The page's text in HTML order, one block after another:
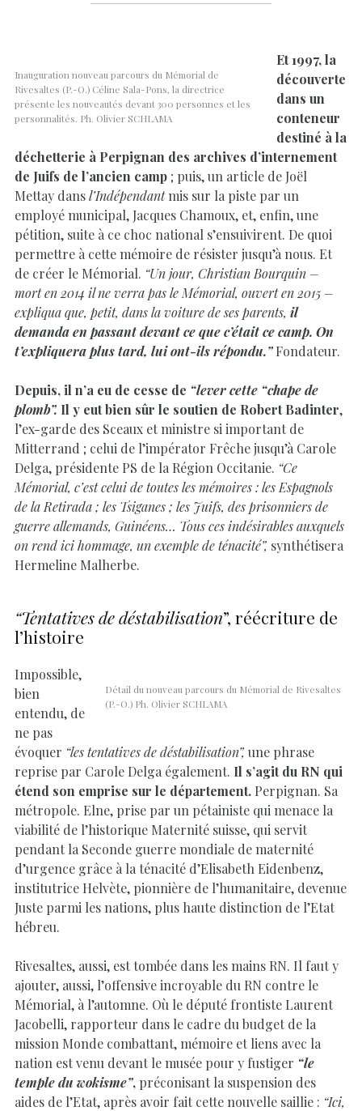
Inauguration nouveau parcours du Mémorial de
Rivesaltes (P.-O.) Céline Sala-Pons, la directrice
présente les nouveautés devant 300 personnes et les
personnalités. Ph. Olivier SCHLAMA
Et 1997, la
découverte
dans un
conteneur
destiné à la
déchetterie à Perpignan des archives d’internement
de Juifs de l’ancien camp ; puis, un article de Joël
Mettay dansl’Indépendantmis sur la piste par un
employé municipal, Jacques Chamoux, et, enfin, une
pétition, suite à ce choc national s’ensuivirent. De quoi
permettre à cette mémoire de résister jusqu’à nous. Et
de créer le Mémorial. “Un jour, Christian Bourquin –
mort en 2014 il ne verra pas le Mémorial, ouvert en 2015 –
expliqua que, petit, dans la voiture de ses parents, il
demanda en passant devant ce que c’était ce camp. On
t’expliquera plus tard, lui ont-ils répondu.”Fondateur.
Depuis, il n’a eu de cesse de “lever cette “chape de
plomb”. Il y eut bien sûr le soutien de Robert Badinter,
l’ex-garde des Sceaux et ministre si important de
Mitterrand ; celui de l’impérator Frêche jusqu’à Carole
Delga, présidente PS de la Région Occitanie. “Ce
Mémorial, c’est celui de toutes les mémoires : les Espagnols
de la Retirada ; les Tsiganes ; les Juifs, des prisonniers de
guerre allemands, Guinéens… Tous ces indésirables auxquels
on rend ici hommage, un exemple de ténacité”, synthétisera
Hermeline Malherbe.
“Tentatives de déstabilisation”, réécriture de
l’histoire
Détail du nouveau parcours du Mémorial de Rivesaltes
(P.-O.) Ph. Olivier SCHLAMA
Impossible,
bien
entendu, de
ne pas
évoquer “les tentatives de déstabilisation”, une phrase
reprise par Carole Delga également. Il s’agit du RN qui
étend son emprise sur le département. Perpignan. Sa
métropole. Elne, prise par un pétainiste qui menace la
viabilité de l’historique Maternité suisse, qui servit
pendant la Seconde guerre mondiale de maternité
d’urgence grâce à la ténacité d’Elisabeth Eidenbenz,
institutrice Helvète, pionnière de l’humanitaire, devenue
Juste parmi les nations, plus haute distinction de l’Etat
hébreu.
Rivesaltes, aussi, est tombée dans les mains RN. Il faut y
ajouter, aussi, l’offensive incroyable du RN contre le
Mémorial, à l’automne. Où le député frontiste Laurent
Jacobelli, rapporteur dans le cadre du budget de la
mission Monde combattant, mémoire et liens avec la
nation est venu devant le musée pour y fustiger “le
temple du wokisme”, préconisant la suspension des
aides de l’Etat, après avoir fait cette nouvelle saillie : “Ici,